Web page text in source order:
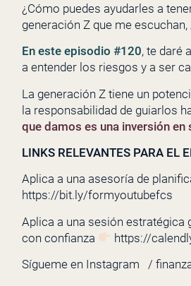
¿Cómo puedes ayudarles a
generación Z que me
En este episodio #120, te daré
a entender los riesgos y a ser
La generación Z tiene un
la responsabilidad de guiarlos
que damos es una inversión en
LINKS RELEVANTES PARA EL
Aplica a una asesoría de
https://bit.ly/formyoutubefcs
Aplica a una sesión estratégica
con confianza
https://
Sígueme en Instagram
/